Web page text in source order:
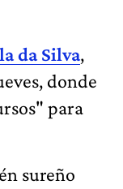
da Silva,
donde
para
sureño